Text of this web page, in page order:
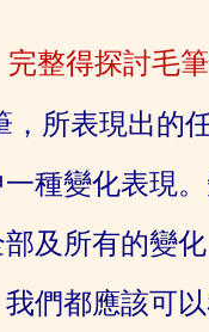
整得探討毛
，所表現出的
種變化表現
及所有的變
們都應該可